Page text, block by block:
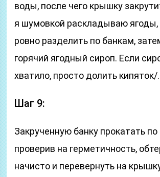
воды, после чего крышку
я шумовкой раскладываю ягоды,
ровно разделить по банкам,
горячий ягодный сироп. Если
хватило, просто долить кипяток/.
Шаг 9:
Закрученную банку прокатать по
проверив на герметичность,
начисто и перевернуть на